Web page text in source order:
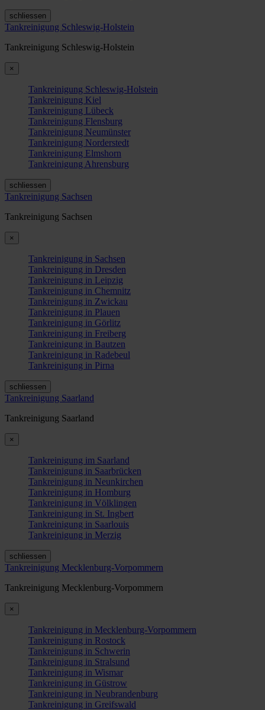
schliessen
Tankreinigung Schleswig-Holstein
Tankreinigung Schleswig-Holstein
×
Tankreinigung Schleswig-Holstein
Tankreinigung Kiel
Tankreinigung Lübeck
Tankreinigung Flensburg
Tankreinigung Neumünster
Tankreinigung Norderstedt
Tankreinigung Elmshorn
Tankreinigung Ahrensburg
schliessen
Tankreinigung Sachsen
Tankreinigung Sachsen
×
Tankreinigung in Sachsen
Tankreinigung in Dresden
Tankreinigung in Leipzig
Tankreinigung in Chemnitz
Tankreinigung in Zwickau
Tankreinigung in Plauen
Tankreinigung in Görlitz
Tankreinigung in Freiberg
Tankreinigung in Bautzen
Tankreinigung in Radebeul
Tankreinigung in Pirna
schliessen
Tankreinigung Saarland
Tankreinigung Saarland
×
Tankreinigung im Saarland
Tankreinigung in Saarbrücken
Tankreinigung in Neunkirchen
Tankreinigung in Homburg
Tankreinigung in Völklingen
Tankreinigung in St. Ingbert
Tankreinigung in Saarlouis
Tankreinigung in Merzig
schliessen
Tankreinigung Mecklenburg-Vorpommern
Tankreinigung Mecklenburg-Vorpommern
×
Tankreinigung in Mecklenburg-Vorpommern
Tankreinigung in Rostock
Tankreinigung in Schwerin
Tankreinigung in Stralsund
Tankreinigung in Wismar
Tankreinigung in Güstrow
Tankreinigung in Neubrandenburg
Tankreinigung in Greifswald